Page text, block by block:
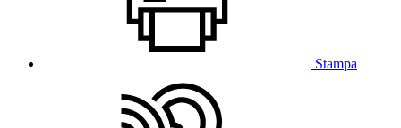
Stampa